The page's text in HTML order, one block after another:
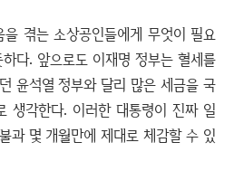
겪는 소상공인들에게 무엇이 필요
다. 앞으로도 이재명 정부는 혈세를
윤석열 정부와 달리 많은 세금을 국
생각한다. 이러한 대통령이 진짜 일
과 몇 개월만에 제대로 체감할 수 있